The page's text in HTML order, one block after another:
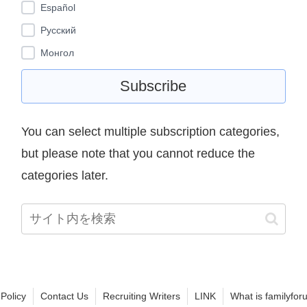
Español
Pусский
Монгол
You can select multiple subscription categories,
but please note that you cannot reduce the
categories later.
Contact Us Recruiting Writers LINK What is